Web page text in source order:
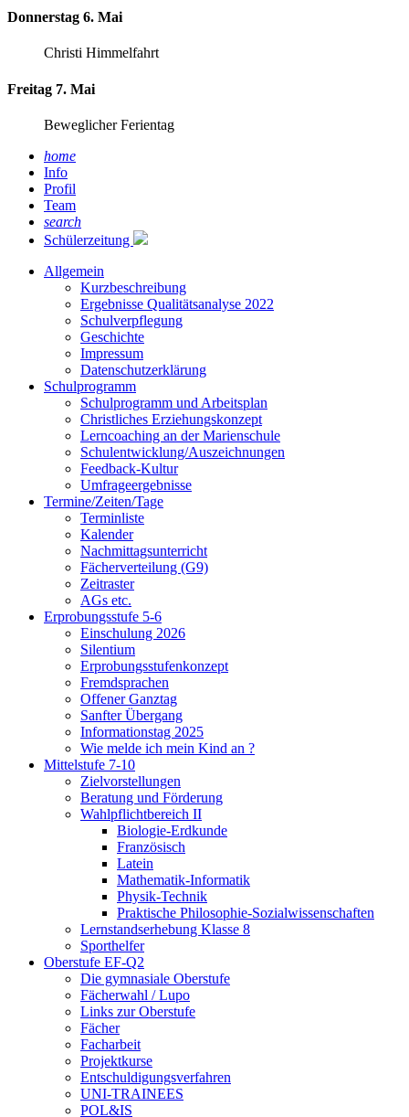
Donnerstag 6. Mai
Christi Himmelfahrt
Freitag 7. Mai
Beweglicher Ferientag
home
Info
Profil
Team
search
Schülerzeitung
Allgemein
Kurzbeschreibung
Ergebnisse Qualitätsanalyse 2022
Schulverpflegung
Geschichte
Impressum
Datenschutzerklärung
Schulprogramm
Schulprogramm und Arbeitsplan
Christliches Erziehungskonzept
Lerncoaching an der Marienschule
Schulentwicklung/Auszeichnungen
Feedback-Kultur
Umfrageergebnisse
Termine/Zeiten/Tage
Terminliste
Kalender
Nachmittagsunterricht
Fächerverteilung (G9)
Zeitraster
AGs etc.
Erprobungsstufe 5-6
Einschulung 2026
Silentium
Erprobungsstufenkonzept
Fremdsprachen
Offener Ganztag
Sanfter Übergang
Informationstag 2025
Wie melde ich mein Kind an ?
Mittelstufe 7-10
Zielvorstellungen
Beratung und Förderung
Wahlpflichtbereich II
Biologie-Erdkunde
Französisch
Latein
Mathematik-Informatik
Physik-Technik
Praktische Philosophie-Sozialwissenschaften
Lernstandserhebung Klasse 8
Sporthelfer
Oberstufe EF-Q2
Die gymnasiale Oberstufe
Fächerwahl / Lupo
Links zur Oberstufe
Fächer
Facharbeit
Projektkurse
Entschuldigungsverfahren
UNI-TRAINEES
POL&IS